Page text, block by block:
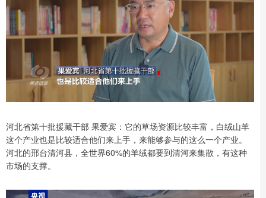
河北省第十批援藏干部 果爱宾：它的草场资源比较丰富，白绒山羊
这个产业也是比较适合他们来上手，来能够参与的这么一个产业。
河北的邢台清河县，全世界60%的羊绒都要到清河来集散，有这种
市场的支撑。